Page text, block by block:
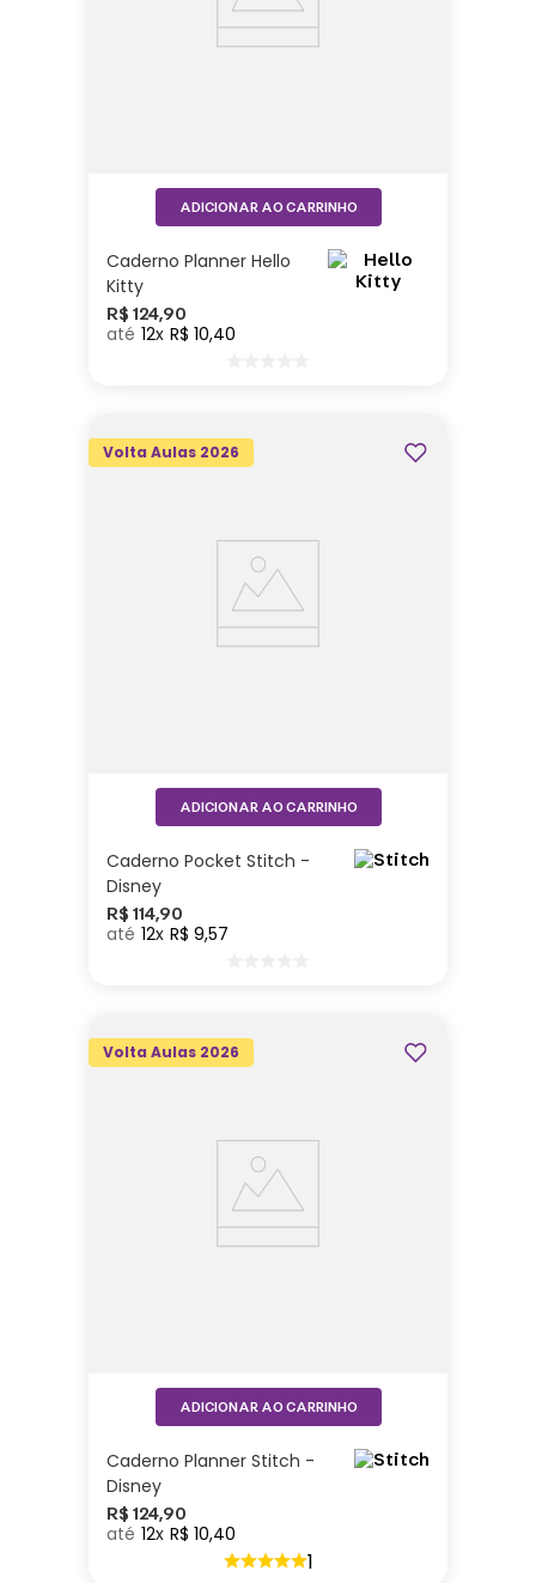
Caderno Planner Hello
Kitty
R$ 124,90
12 R$ 10,40
ADICIONAR AO CARRINHO
Volta Aulas 2026
Caderno Pocket Stitch -
Disney
R$ 114,90
12 R$ 9,57
ADICIONAR AO CARRINHO
Volta Aulas 2026
Caderno Planner Stitch -
Disney
R$ 124,90
12 R$ 10,40
1
ADICIONAR AO CARRINHO